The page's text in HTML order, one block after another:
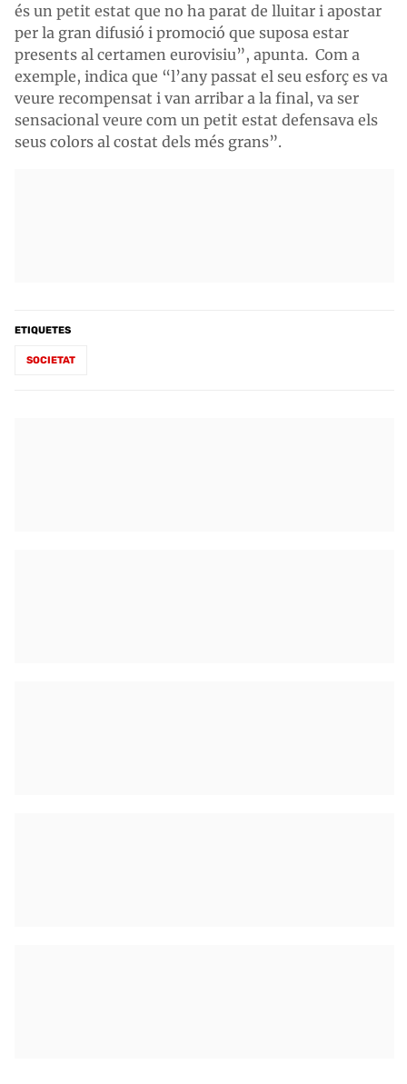
és un petit estat que no ha parat de lluitar i apostar
per la gran difusió i promoció que suposa estar
presents al certamen eurovisiu”, apunta. Com a
exemple, indica que “l’any passat el seu esforç es va
veure recompensat i van arribar a la final, va ser
sensacional veure com un petit estat defensava els
seus colors al costat dels més grans”.
ETIQUETES
SOCIETAT